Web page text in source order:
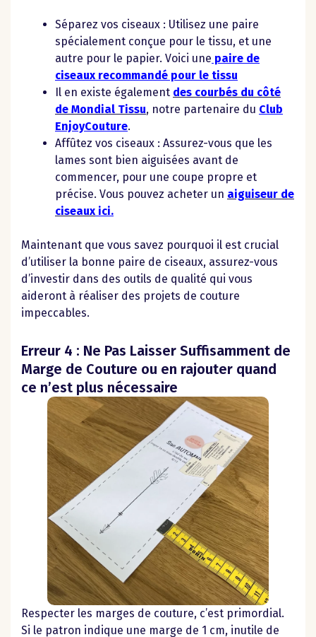
Séparez vos ciseaux : Utilisez une paire
spécialement conçue pour le tissu, et une
autre pour le papier. Voici une paire de
ciseaux recommandé pour le tissu
Il en existe également des courbés du côté
de Mondial Tissu, notre partenaire du Club
EnjoyCouture.
Affûtez vos ciseaux : Assurez-vous que les
lames sont bien aiguisées avant de
commencer, pour une coupe propre et
précise. Vous pouvez acheter un aiguiseur de
ciseauxici.
Maintenant que vous savez pourquoi il est crucial
d’utiliser la bonne paire de ciseaux, assurez-vous
d’investir dans des outils de qualité qui vous
aideront à réaliser des projets de couture
impeccables.
Erreur 4 : Ne Pas Laisser Suffisamment de
Marge de Couture ou en rajouter quand
ce n’est plus nécessaire
Respecter les marges de couture, c’est primordial.
Si le patron indique une marge de 1 cm, inutile de